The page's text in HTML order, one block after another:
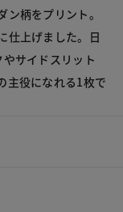
柄をプリント。
仕上げました。日
サイドスリット
主役になれる1枚で